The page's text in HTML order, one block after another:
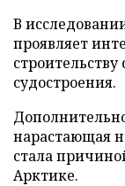
В
проявляет
судостроения.
нарастающая
стала
Арктике.